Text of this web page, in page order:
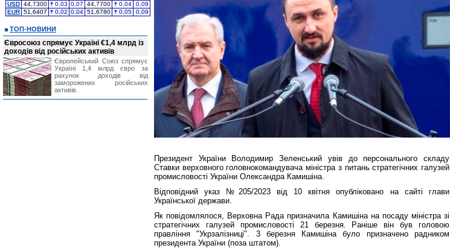
Президент України Володимир Зеленський увів до персонального складу
Ставки верховного головнокомандувача міністра з питань стратегічних галузей
промисловості України Олександра Камишіна.
Відповідний указ №205/2023 від 10 квітня опубліковано на сайті глави
Української держави.
Як повідомлялося, Верховна Рада призначила Камишіна на посаду міністра зі
стратегічних галузей промисловості 21 березня. Раніше він був головою
правління "Укрзалізниці". 3 березня Камишіна було призначено радником
президента України (поза штатом).
USD 44,7300 0,03 0,07 44,7700 0,04
0,09
EUR 51,6407 0,02 0,04 51,6780 0,05 0,09
ТОП-НОВИНИ
Євросоюз спрямує Україні €1,4 млрд із
доходів від російських активів
Європейський Союз спрямує
Україні 1,4 млрд євро за
рахунок доходів від
заморожених російських
активів.